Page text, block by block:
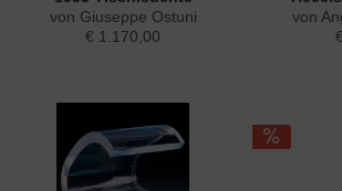
von Giuseppe Ostuni
€ 1.170,00
von